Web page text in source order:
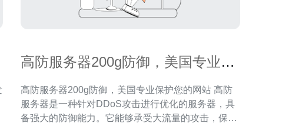
高防服务器200g防御，美国专业保
高防服务器200g防御，美国专业保护您的网站 高防
服务器是一种针对DDoS攻击进行优化的服务器，具
备强大的防御能力。它能够承受大流量的攻击，保护